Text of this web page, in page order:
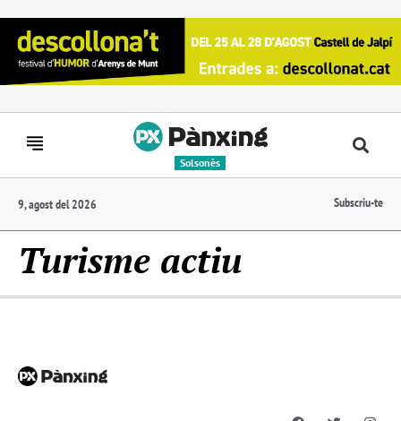
Solsonès
9, agost del 2026 Subscriu-te
Turisme actiu